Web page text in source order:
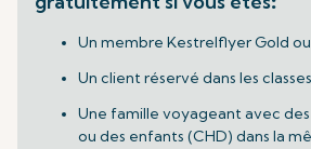
Un membre Kestrelflyer Gold
Un client réservé dans les
Une famille voyageant avec des
ou des enfants (CHD) dans la